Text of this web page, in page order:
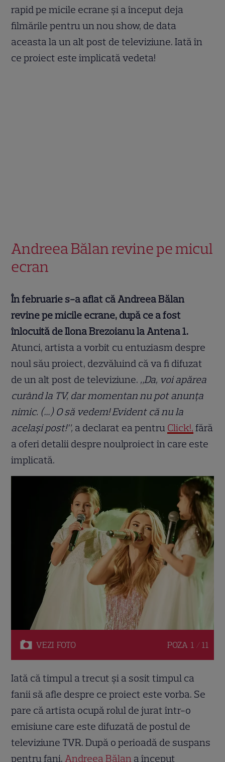
rapid pe micile ecrane și a început deja
filmările pentru un nou show, de data
aceasta la un alt post de televiziune. Iată în
ce proiect este implicată vedeta!
Andreea Bălan revine pe micul
ecran
În februarie s-a aflat că Andreea Bălan
revine pe micile ecrane, după ce a fost
înlocuită de Ilona Brezoianu la Antena 1.
Atunci, artista a vorbit cu entuziasm despre
noul său proiect, dezvăluind că va fi difuzat
de un alt post de televiziune. „Da, voi apărea
curând la TV, dar momentan nu pot anunța
nimic. (…) O să vedem! Evident că nu la
același post!”, a declarat ea pentru Click!, fără
a oferi detalii despre noulproiect în care este
implicată.
VEZI FOTO POZA 1 / 11
Iată că timpul a trecut și a sosit timpul ca
fanii să afle despre ce proiect este vorba. Se
pare că artista ocupă rolul de jurat într-o
emisiune care este difuzată de postul de
televiziune TVR. După o perioadă de suspans
pentru fani, Andreea Bălan a început